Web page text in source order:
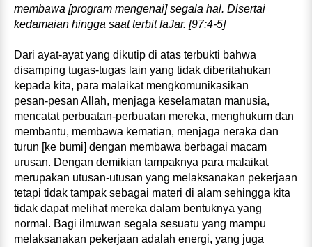
membawa [program mengenai] segala hal. Disertai
kedamaian hingga saat terbit faJar. [97:4-5]
Dari ayat‑ayat yang dikutip di atas terbukti bahwa
disamping tugas‑tugas lain yang tidak diberitahukan
kepada kita, para malaikat mengkomunikasikan
pesan‑pesan Allah, menjaga keselamatan manusia,
mencatat perbuatan-perbuatan mereka, menghukum dan
membantu, membawa kematian, menjaga neraka dan
turun [ke bumi] dengan membawa berbagai macam
urusan. Dengan demikian tampaknya para malaikat
merupakan utusan‑utusan yang melaksanakan pekerjaan
tetapi tidak tampak sebagai materi di alam sehingga kita
tidak dapat melihat mereka dalam bentuknya yang
normal. Bagi ilmuwan segala sesuatu yang mampu
melaksanakan pekerjaan adalah energi, yang juga